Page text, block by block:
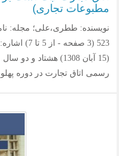
مطبوعات تجاری)
523 (3
(15 آبان 1308) هشتاد
رسمی اتاق تجارت در دوره